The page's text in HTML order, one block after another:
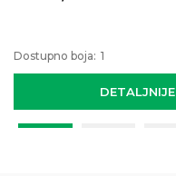
DETALJNIJE
Dostupno boja: 1